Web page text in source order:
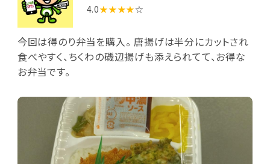
4.0★★★★☆
今回は得のり弁当を購入。 唐揚げは半分にカットされ
食べやすく、ちくわの磯辺揚げも添えられてて、お得な
お弁当です。